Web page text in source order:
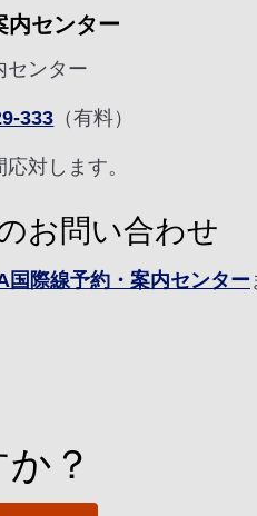
内センター
センター
333 （有料）
24時間応対します。
お問い合わせ
国際線予約・案内センター
？